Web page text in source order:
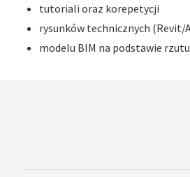
tutoriali oraz korepetycji
rysunków technicznych (Revit/
modelu BIM na podstawie rzutu